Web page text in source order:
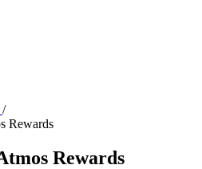
/
Rewards
Rewards